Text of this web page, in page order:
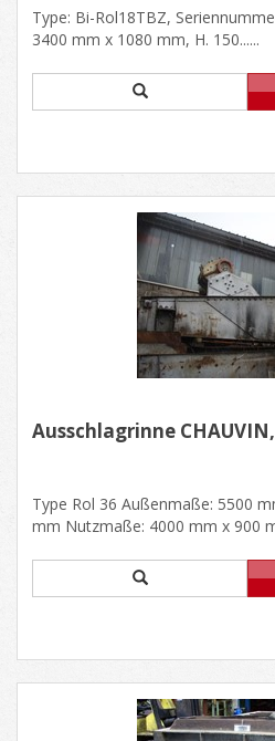
Type: Bi-Rol18TBZ,
3400 mm x 1080 mm, H. 150......
Ausschlagrinne
Type Rol 36 Außenmaße: 5500
mm Nutzmaße: 4000 mm x 900